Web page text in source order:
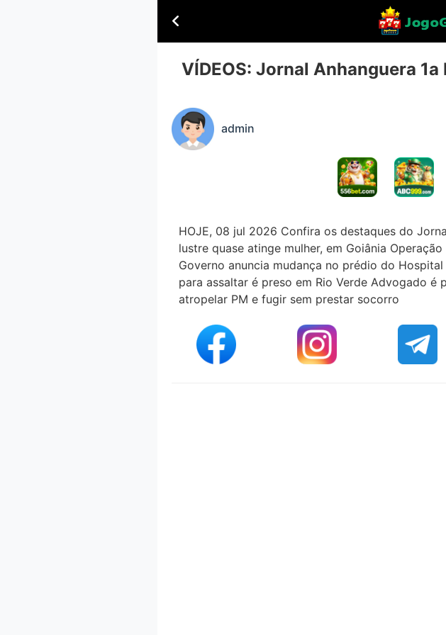
VÍDEOS: Jornal Anhanguera
admin
HOJE, 08 jul 2026 Confira os destaques do
lustre quase atinge mulher, em Goiânia
Governo anuncia mudança no prédio do
para assaltar é preso em Rio Verde Advogado
atropelar PM e fugir sem prestar socorro